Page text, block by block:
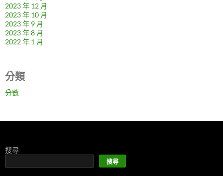
2023 年 12 月
2023 年 10 月
2023 年 9 月
2023 年 8 月
2022 年 1 月
分類
分數
搜尋
搜尋